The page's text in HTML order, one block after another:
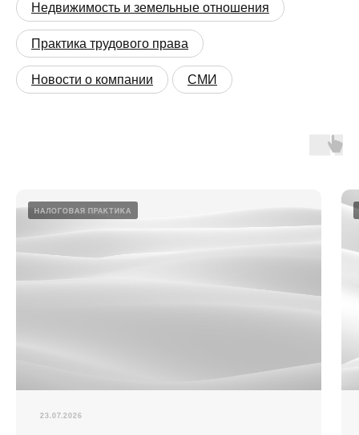
Недвижимость и земельные отношения
Практика трудового права
Новости о компании СМИ
НАЛОГОВАЯ ПРАКТИКА
23.07.2026